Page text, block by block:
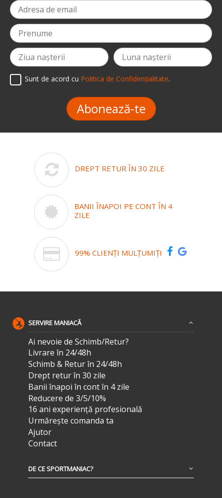
Sunt de acord cu Politica de Confidențialitate.
Abonează-te
DREPT RETUR ÎN 30 ZILE
BANII ÎNAPOI PE CONT ÎN 4
ZILE
99% CLIENȚI MULȚUMIȚI
SERVIRE MANIACĂ
Ai nevoie de Schimb/Retur?
Livrare în 24/48h
Schimb & Retur în 24/48h
Drept retur în 30 zile
Banii înapoi în cont în 4 zile
Reducere de 3/5/10%
16 ani experiență profesională
Urmărește comanda ta
Ajutor
Contact
DE CE SPORTMANIAC?